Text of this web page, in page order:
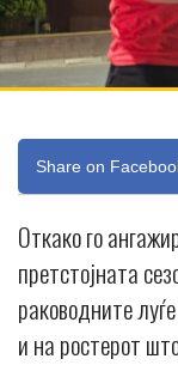
Share on
Откако го
претстојната
раководните
и на ростерот